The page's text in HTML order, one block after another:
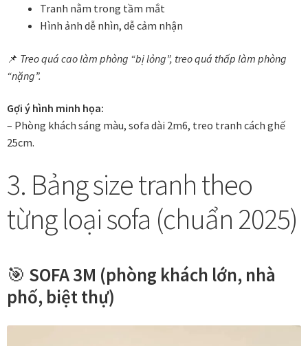
Phương thức thanh toán
Quà tặng cao cấp
Quà Tết Doanh nghiệp 2026
Tài khoản
test
Test home page 260225
Tranh nằm trong tầm mắt
Hình ảnh dễ nhìn, dễ cảm nhận
📌 Treo quá cao làm phòng “bị lỏng”, treo quá thấp làm phòng
“nặng”.
Gợi ý hình minh họa:
– Phòng khách sáng màu, sofa dài 2m6, treo tranh cách ghế
25cm.
3. Bảng size tranh theo
từng loại sofa (chuẩn 2025)
🎯 SOFA 3M (phòng khách lớn, nhà
phố, biệt thự)